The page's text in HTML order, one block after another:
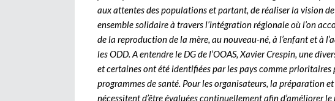
aux attentes des populations et partant, de réaliser la vision
ensemble solidaire à travers l’intégration régionale où l’on
de la reproduction de la mère, au nouveau-né, à l’enfant et à
les ODD. A entendre le DG de l’OOAS, Xavier Crespin, une
et certaines ont été identifiées par les pays comme
programmes de santé. Pour les organisateurs, la préparation
nécessitent d’être évaluées continuellement afin d’améliorer